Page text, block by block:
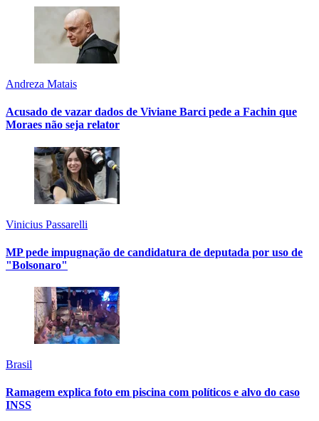
Andreza Matais
Acusado de vazar dados de Viviane Barci pede a Fachin que
Moraes não seja relator
Vinicius Passarelli
MP pede impugnação de candidatura de deputada por uso de
"Bolsonaro"
Brasil
Ramagem explica foto em piscina com políticos e alvo do caso
INSS